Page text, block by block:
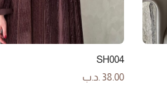
SH004
38.00 .د.ب